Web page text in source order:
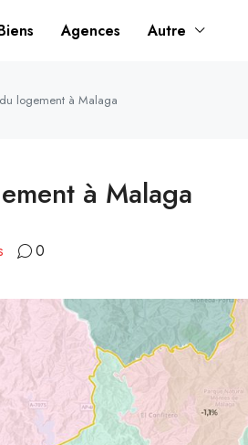
Agences Autre
logement à Malaga
à Malaga
0